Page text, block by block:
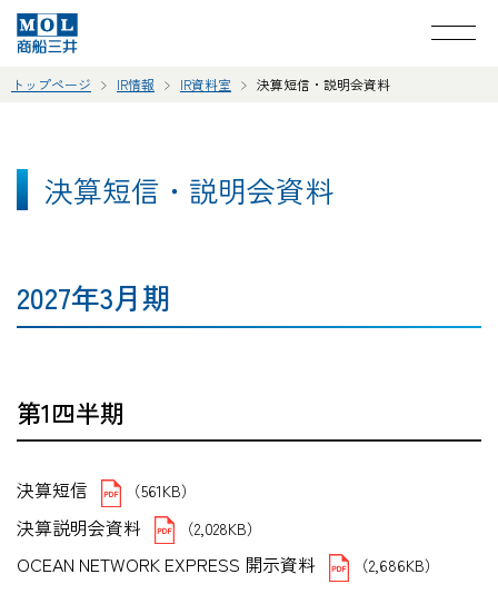
トップページ IR情報 IR資料室 決算短信・説明会資料
決算短信・説明会資料
2027年3月期
第1四半期
決算短信 （561KB）
決算説明会資料 （2,028KB）
OCEAN NETWORK EXPRESS 開示資料 （2,686KB）